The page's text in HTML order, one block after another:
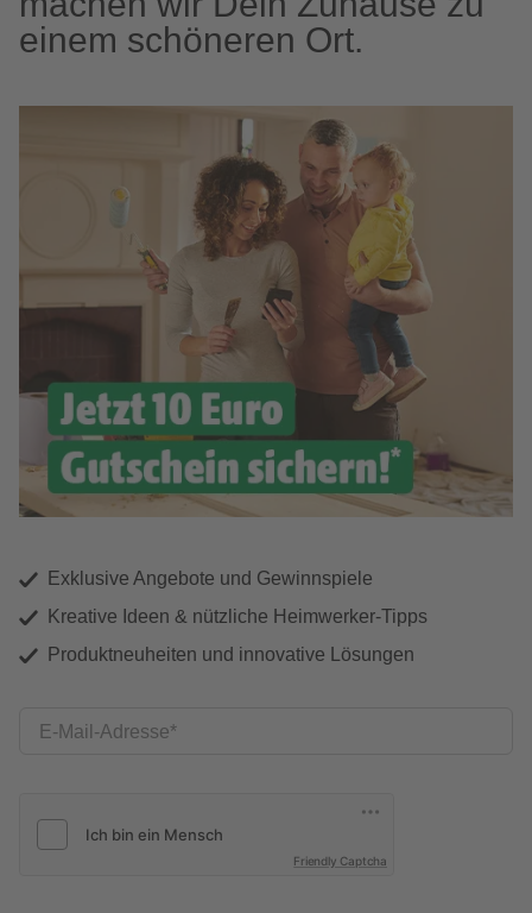
einem schöneren Ort.
Exklusive Angebote und Gewinnspiele
Kreative Ideen & nützliche Heimwerker-Tipps
Produktneuheiten und innovative Lösungen
E-Mail-Adresse
Friendly Captcha